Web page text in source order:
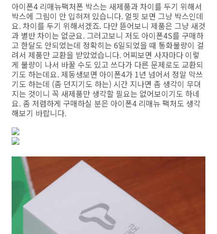
아이폰4 리매뉴팩처폰 박스는 새제품과 차이를 두기 위해서
박스에 그림이 안 입혀져 있습니다. 얼핏 보면 그냥 박스인데
요. 차이를 두기 위해서겠죠. 다만 뜯어보니 제품은 그냥 새것
과 별반 차이는 없군요. 그러고보니 저도 아이폰4S를 구매하
고 한달도 안되었는데 정확히는 6일되었을 때 통화불량이 걸
려서 제품만 교환을 받았었습니다. 어찌보면 사자마다 이렇
게 불량이 나서 바꿀 수도 있고 쓰다가 다른 문제로도 교환되
기도 하는데요. 제동생보면 아이폰4가 1년 넘어서 정말 막쓰
기도 하는데 (좀 던지기도 하는) 시간 지나면 좀 생각이 무뎌
지는 것이니 꼭 새제품만 생각할 필요는 없어보이기도 하네
요. 좀 저렴하게 구매하실 분은 아이폰4 리매뉴 팩처도 생각
해보기 바랍니다.